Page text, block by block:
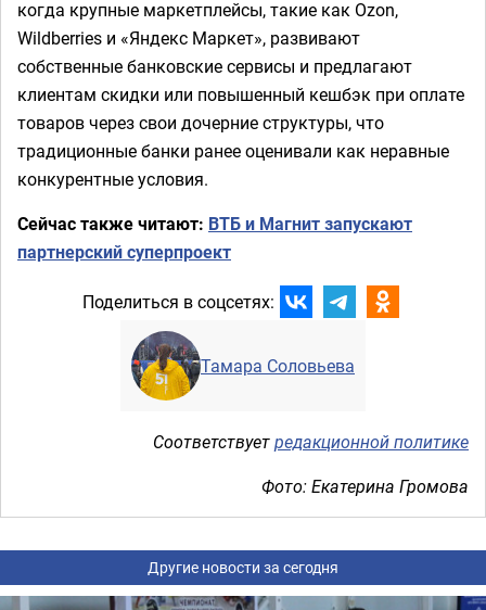
когда крупные маркетплейсы, такие как Ozon,
Wildberries и «Яндекс Маркет», развивают
собственные банковские сервисы и предлагают
клиентам скидки или повышенный кешбэк при оплате
товаров через свои дочерние структуры, что
традиционные банки ранее оценивали как неравные
конкурентные условия.
Сейчас также читают: ВТБ и Магнит запускают
партнерский суперпроект
Поделиться в соцсетях:
Тамара Соловьева
Соответствуетредакционной политике
Фото: Екатерина Громова
Другие новости за сегодня